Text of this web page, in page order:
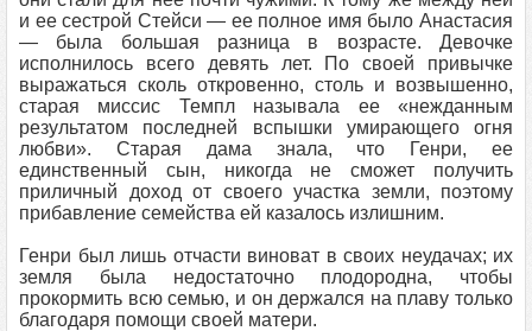
и ее сестрой Стейси — ее полное имя было Анастасия
— была большая разница в возрасте. Девочке
исполнилось всего девять лет. По своей привычке
выражаться сколь откровенно, столь и возвышенно,
старая миссис Темпл называла ее «нежданным
результатом последней вспышки умирающего огня
любви». Старая дама знала, что Генри, ее
единственный сын, никогда не сможет получить
приличный доход от своего участка земли, поэтому
прибавление семейства ей казалось излишним.
Генри был лишь отчасти виноват в своих неудачах; их
земля была недостаточно плодородна, чтобы
прокормить всю семью, и он держался на плаву только
благодаря помощи своей матери.